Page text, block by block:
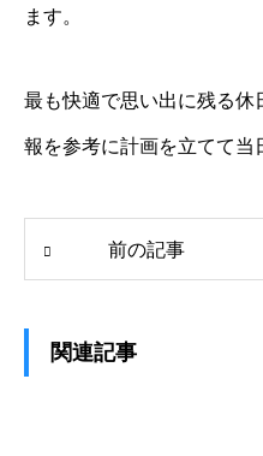
ます。
最も快適で思い出に残る
報を参考に計画を立てて当
前の記事
関連記事